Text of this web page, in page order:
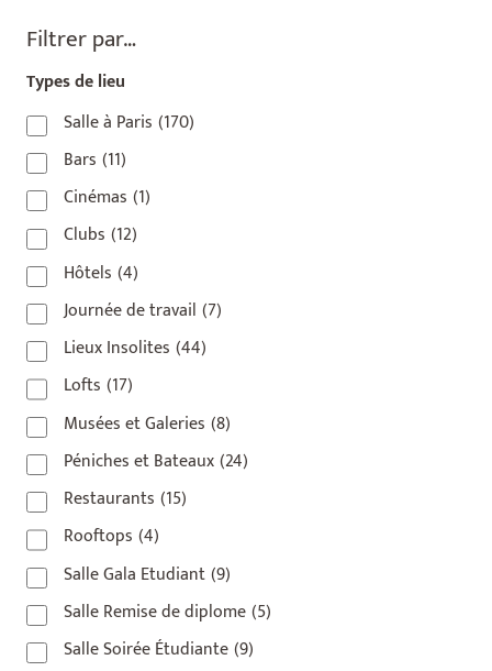
Filtrer par…
Types de lieu
Salle à Paris (170)
Bars (11)
Cinémas (1)
Clubs (12)
Hôtels (4)
Journée de travail (7)
Lieux Insolites (44)
Lofts (17)
Musées et Galeries (8)
Péniches et Bateaux(24)
Restaurants (15)
Rooftops (4)
Salle Gala Etudiant(9)
Salle Remise de diplome(5)
Salle Soirée Étudiante(9)